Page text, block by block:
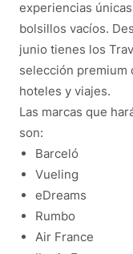
experiencias
bolsillos vacíos.
junio tienes los
selección premium
hoteles y viajes.
Las marcas que
son:
Barceló
Vueling
eDreams
Rumbo
Air France